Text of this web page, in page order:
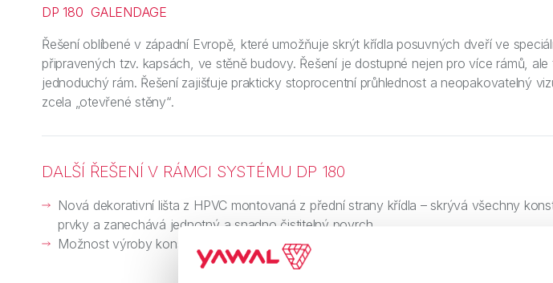
DP 180 GALENDAGE
Řešení oblíbené v západní Evropě, které umožňuje skrýt křídla posuvných dveří ve
připravených tzv. kapsách, ve stěně budovy. Řešení je dostupné nejen pro více rámů, ale
jednoduchý rám. Řešení zajišťuje prakticky stoprocentní průhlednost a neopakovatelný
zcela „otevřené stěny“.
DALŠÍ ŘEŠENÍ V RÁMCI SYSTÉMU DP 180
Nová dekorativní lišta z HPVC montovaná z přední strany křídla – skrývá všechny
prvky a zanechává jednotný a snadno čistitelný povrch.
Možnost výroby konstrukce DP180 ve verzi s úzkým sloupkem ve třídě proti vloupání